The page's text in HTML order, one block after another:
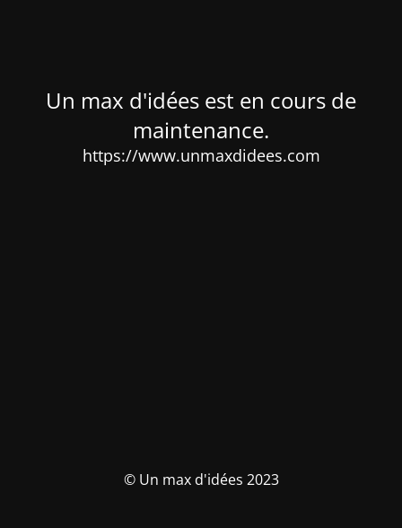
Un max d'idées est en cours de
maintenance.
https://www.unmaxdidees.com
© Un max d'idées 2023